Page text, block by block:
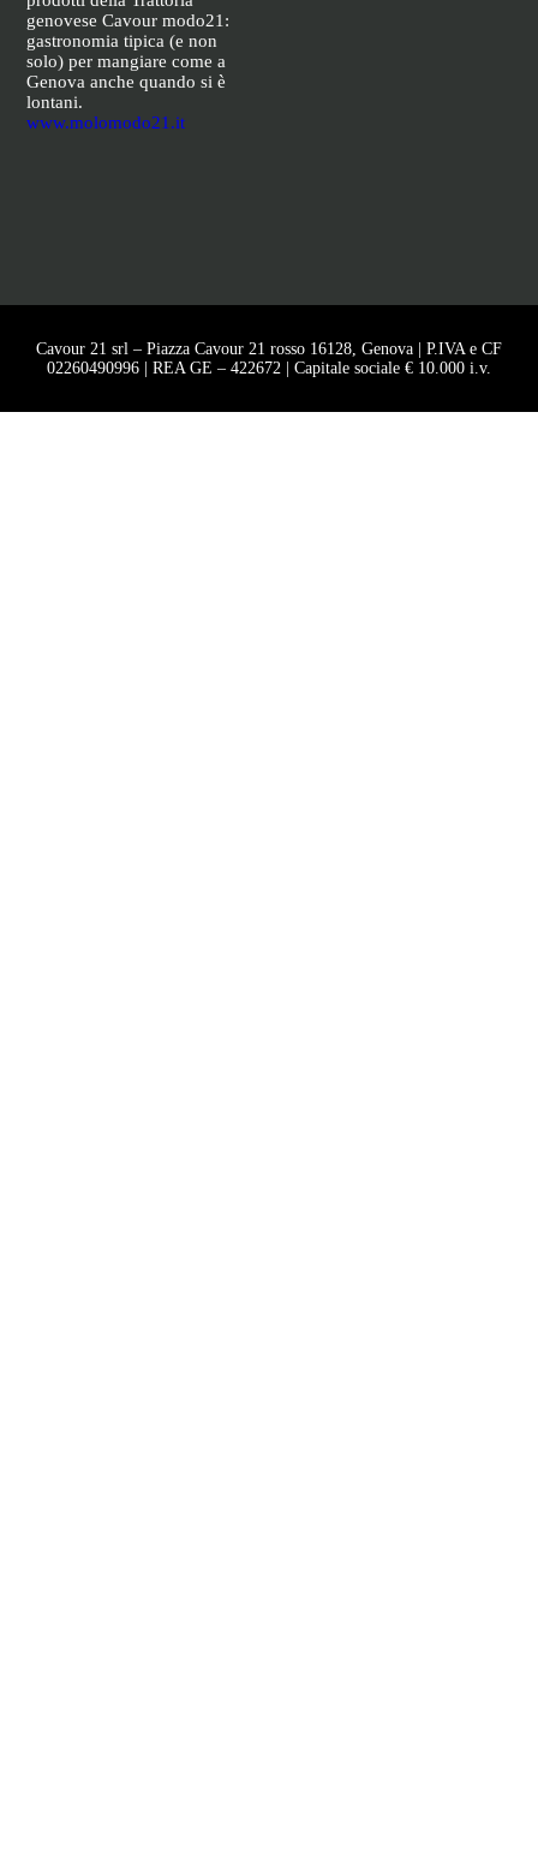
genovese Cavour modo21:
gastronomia tipica (e non
solo) per mangiare come a
Genova anche quando si è
lontani.
www.molomodo21.it
Cavour 21 srl – Piazza Cavour 21 rosso 16128, Genova | P.IVA e CF
02260490996 | REA GE – 422672 | Capitale sociale € 10.000 i.v.